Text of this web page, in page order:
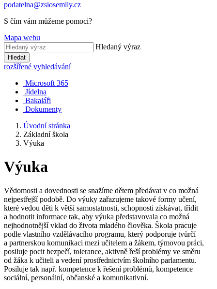
podatelna@zsiosemily.cz
S čím vám můžeme pomoci?
Mapa webu
Hledaný výraz
Hledat
rozšířené vyhledávání
Microsoft 365
Jídelna
Bakaláři
Dokumenty
Úvodní stránka
Základní škola
Výuka
Výuka
Vědomosti a dovednosti se snažíme dětem předávat v co možná
nejpestřejší podobě. Do výuky zařazujeme takové formy učení,
které vedou děti k větší samostatnosti, schopnosti získávat, třídit
a hodnotit informace tak, aby výuka představovala co možná
nejhodnotnější vklad do života mladého člověka. Škola pracuje
podle vlastního vzdělávacího programu, který podporuje tvůrčí
a partnerskou komunikaci mezi učitelem a žákem, týmovou práci,
posiluje pocit bezpečí, tolerance, aktivně řeší problémy ve směru
od žáka k učiteli a vedení prostřednictvím školního parlamentu.
Posiluje tak např. kompetence k řešení problémů, kompetence
sociální, personální, občanské a komunikativní.